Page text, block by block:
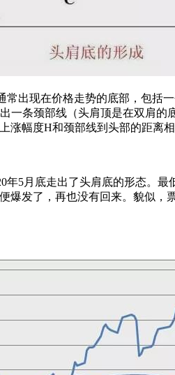
现在价格走势的底部，包括一
一条颈部线（头肩顶是在双肩的
涨幅度H和颈部线到头部的距离相
月底走出了头肩底的形态。最
爆发了，再也没有回来。貌似